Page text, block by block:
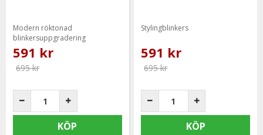
Modern röktonad
blinkersuppgradering
591 kr
695 kr
KÖP
Stylingblinkers
591 kr
695 kr
KÖP